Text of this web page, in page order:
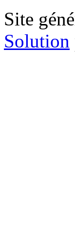
Site
Solution